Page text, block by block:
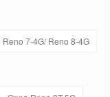
Reno 7-4G/ Reno 8-4G